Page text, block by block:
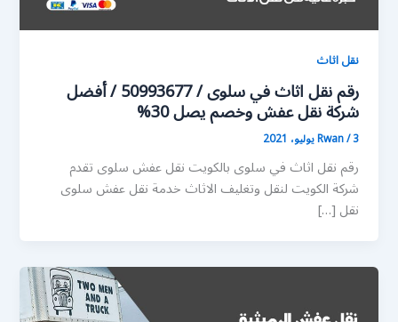
نقل اثاث
رقم نقل اثاث في سلوى / 50993677 / أفضل
شركة نقل عفش وخصم يصل 30%
Rwan/3 يوليو، 2021
رقم نقل اثاث في سلوى بالكويت نقل عفش سلوى تقدم
شركة الكويت لنقل وتغليف الاثاث خدمة نقل عفش سلوى
نقل […]